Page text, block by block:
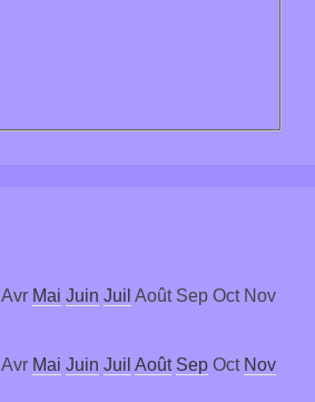
Avr Mai Juin Juil Août Sep Oct Nov
Avr Mai Juin Juil Août Sep Oct Nov